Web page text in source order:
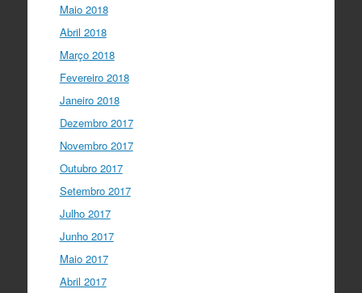
Maio 2018
Abril 2018
Março 2018
Fevereiro 2018
Janeiro 2018
Dezembro 2017
Novembro 2017
Outubro 2017
Setembro 2017
Julho 2017
Junho 2017
Maio 2017
Abril 2017